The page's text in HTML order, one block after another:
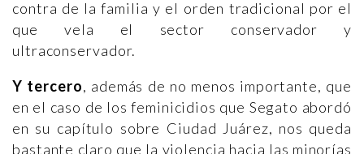
contra de la familia y el orden tradicional por el
que vela el sector conservador y
ultraconservador.
Y tercero, además de no menos importante, que
en el caso de los feminicidios que Segato abordó
en su capítulo sobre Ciudad Juárez, nos queda
bastante claro que la violencia hacia las minorías